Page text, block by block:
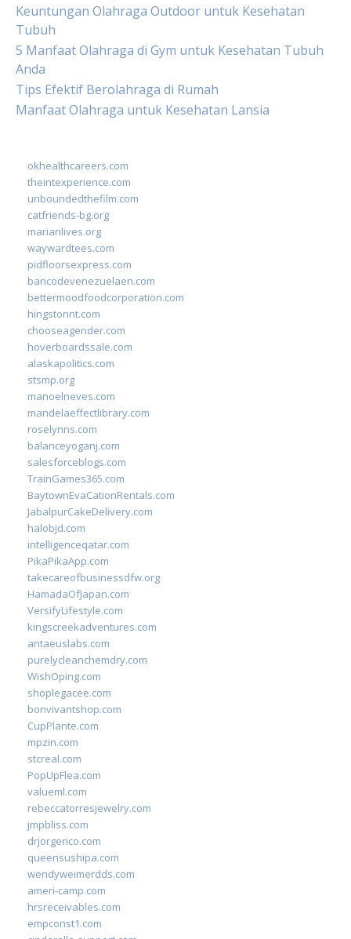
Keuntungan Olahraga Outdoor untuk Kesehatan
Tubuh
5 Manfaat Olahraga di Gym untuk Kesehatan Tubuh
Anda
Tips Efektif Berolahraga di Rumah
Manfaat Olahraga untuk Kesehatan Lansia
okhealthcareers.com
theintexperience.com
unboundedthefilm.com
catfriends-bg.org
marianlives.org
waywardtees.com
pidfloorsexpress.com
bancodevenezuelaen.com
bettermoodfoodcorporation.com
hingstonnt.com
chooseagender.com
hoverboardssale.com
alaskapolitics.com
stsmp.org
manoelneves.com
mandelaeffectlibrary.com
roselynns.com
balanceyoganj.com
salesforceblogs.com
TrainGames365.com
BaytownEvaCationRentals.com
JabalpurCakeDelivery.com
halobjd.com
intelligenceqatar.com
PikaPikaApp.com
takecareofbusinessdfw.org
HamadaOfJapan.com
VersifyLifestyle.com
kingscreekadventures.com
antaeuslabs.com
purelycleanchemdry.com
WishOping.com
shoplegacee.com
bonvivantshop.com
CupPlante.com
mpzin.com
stcreal.com
PopUpFlea.com
valueml.com
rebeccatorresjewelry.com
jmpbliss.com
drjorgerico.com
queensushipa.com
wendyweimerdds.com
ameri-camp.com
hrsreceivables.com
empconst1.com